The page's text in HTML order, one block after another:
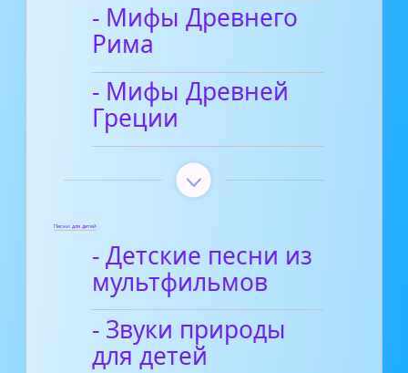
- Мифы Древнего
Рима
- Мифы Древней
Греции
Песни для детей
- Детские песни из
мультфильмов
- Звуки природы
для детей